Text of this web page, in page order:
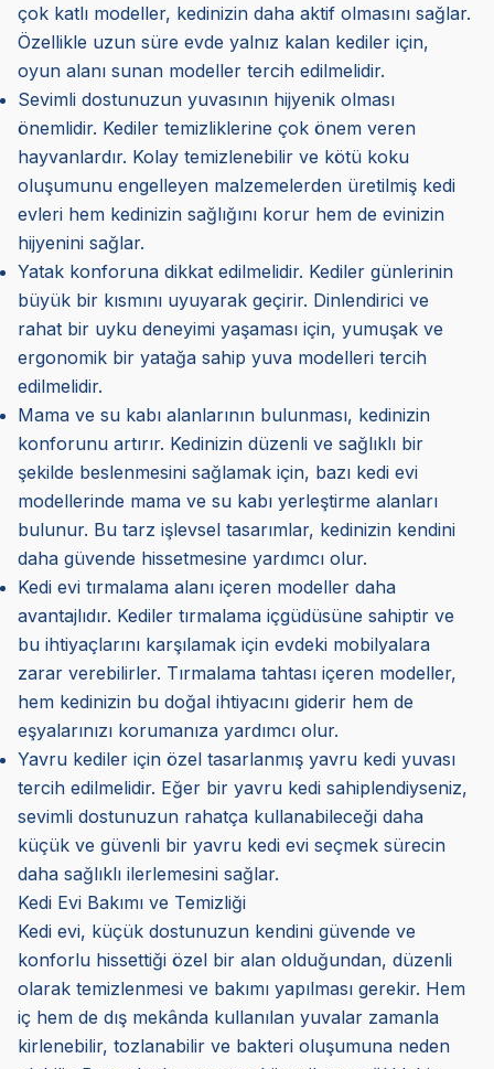
çok katlı modeller, kedinizin daha aktif olmasını sağlar.
Özellikle uzun süre evde yalnız kalan kediler için,
oyun alanı sunan modeller tercih edilmelidir.
Sevimli dostunuzun yuvasının hijyenik olması
önemlidir. Kediler temizliklerine çok önem veren
hayvanlardır. Kolay temizlenebilir ve kötü koku
oluşumunu engelleyen malzemelerden üretilmiş kedi
evleri hem kedinizin sağlığını korur hem de evinizin
hijyenini sağlar.
Yatak konforuna dikkat edilmelidir. Kediler günlerinin
büyük bir kısmını uyuyarak geçirir. Dinlendirici ve
rahat bir uyku deneyimi yaşaması için, yumuşak ve
ergonomik bir yatağa sahip yuva modelleri tercih
edilmelidir.
Mama ve su kabı alanlarının bulunması, kedinizin
konforunu artırır. Kedinizin düzenli ve sağlıklı bir
şekilde beslenmesini sağlamak için, bazı kedi evi
modellerinde mama ve su kabı yerleştirme alanları
bulunur. Bu tarz işlevsel tasarımlar, kedinizin kendini
daha güvende hissetmesine yardımcı olur.
Kedi evi tırmalama alanı içeren modeller daha
avantajlıdır. Kediler tırmalama içgüdüsüne sahiptir ve
bu ihtiyaçlarını karşılamak için evdeki mobilyalara
zarar verebilirler. Tırmalama tahtası içeren modeller,
hem kedinizin bu doğal ihtiyacını giderir hem de
eşyalarınızı korumanıza yardımcı olur.
Yavru kediler için özel tasarlanmış yavru kedi yuvası
tercih edilmelidir. Eğer bir yavru kedi sahiplendiyseniz,
sevimli dostunuzun rahatça kullanabileceği daha
küçük ve güvenli bir yavru kedi evi seçmek sürecin
daha sağlıklı ilerlemesini sağlar.
Kedi Evi Bakımı ve Temizliği
Kedi evi, küçük dostunuzun kendini güvende ve
konforlu hissettiği özel bir alan olduğundan, düzenli
olarak temizlenmesi ve bakımı yapılması gerekir. Hem
iç hem de dış mekânda kullanılan yuvalar zamanla
kirlenebilir, tozlanabilir ve bakteri oluşumuna neden